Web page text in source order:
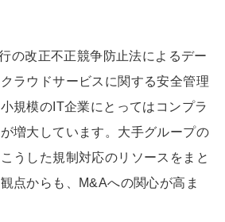
の改正不正競争防止法によるデー
ラウドサービスに関する安全管理
規模のIT企業にとってはコンプラ
増大しています。大手グループの
うした規制対応のリソースをまと
点からも、M&Aへの関心が高ま